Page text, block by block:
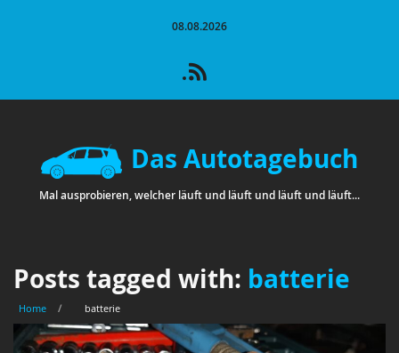
08.08.2026
Das Autotagebuch
Mal ausprobieren, welcher läuft und läuft und läuft und läuft...
Posts tagged with: batterie
Home / batterie